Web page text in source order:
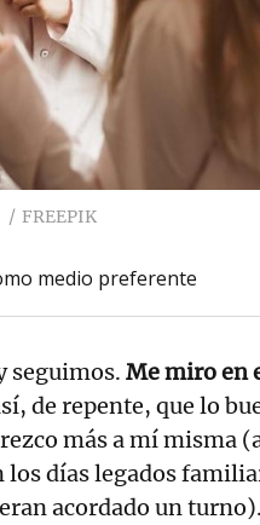
FREEPIK
medio preferente
seguimos. Me miro en
de repente, que lo
más a mí misma
los días legados
acordado un